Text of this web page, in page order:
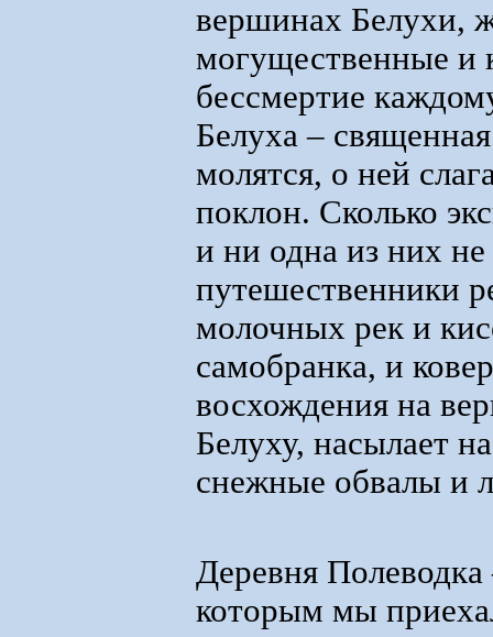
вершинах Белухи,
могущественные и
бессмертие
Белуха –
молятся, о ней
поклон. Сколько
и ни одна из них
путешественники
молочных рек и
самобранка, и
восхождения на
Белуху, насылает
снежные обвалы и
Деревня Полеводка
которым мы